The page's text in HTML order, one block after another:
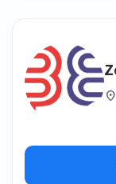
location_on